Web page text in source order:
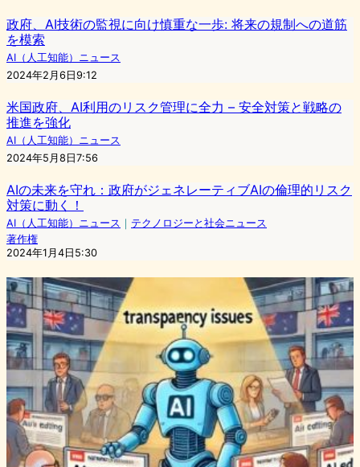
政府、AI技術の監視に向け慎重な一歩: 将来の規制への道筋
を模索
AI（人工知能）ニュース
2024年2月6日9:12
米国政府、AI利用のリスク管理に全力 – 安全対策と戦略の
推進を強化
AI（人工知能）ニュース
2024年5月8日7:56
AIの未来を守れ：政府がジェネレーティブAIの倫理的リスク
対策に動く！
AI（人工知能）ニュース ｜ テクノロジーと社会ニュース
著作権
2024年1月4日5:30